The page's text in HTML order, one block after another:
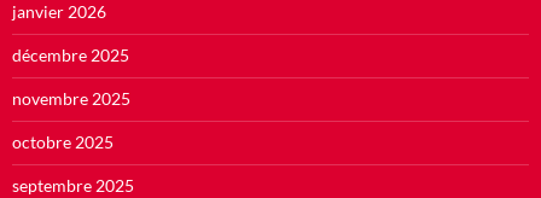
janvier 2026
décembre 2025
novembre 2025
octobre 2025
septembre 2025